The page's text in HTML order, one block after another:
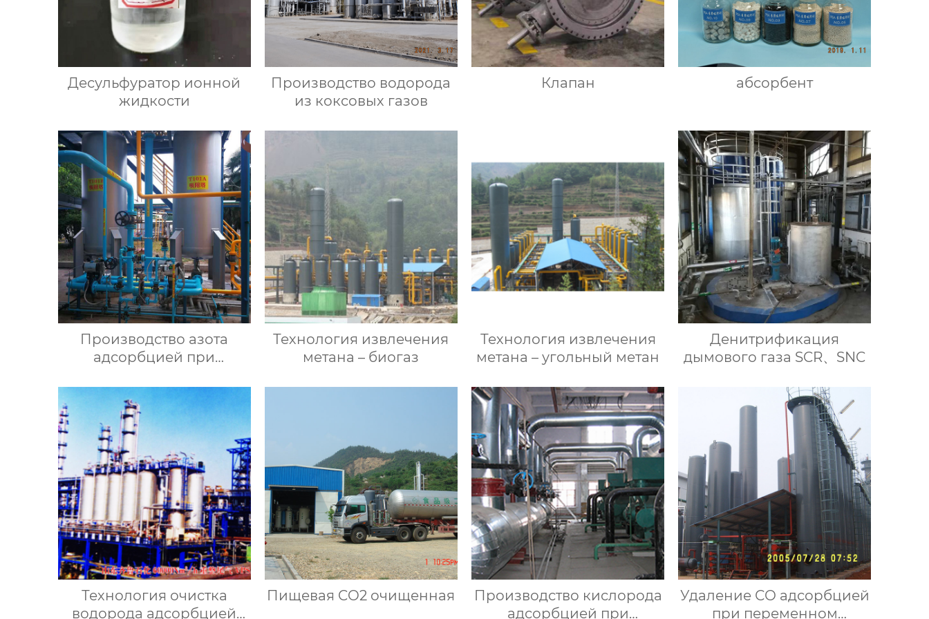
Десульфуратор ионной
жидкости
Производство водорода
из коксовых газов
Клапан абсорбент
Производство азота
адсорбцией при
Технология извлечения
метана – биогаз
Технология извлечения
метана – угольный метан
Денитрификация
дымового газа SCR、SNC
Технология очистка
водорода адсорбцией
Пищевая CO2 очищенная
Производство кислорода
адсорбцией при
Удаление СО адсорбцией
при переменном